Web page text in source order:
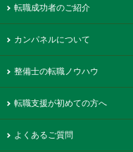
転職成功者のご紹介
カンパネルについて
整備士の転職ノウハウ
転職支援が初めての方へ
よくあるご質問